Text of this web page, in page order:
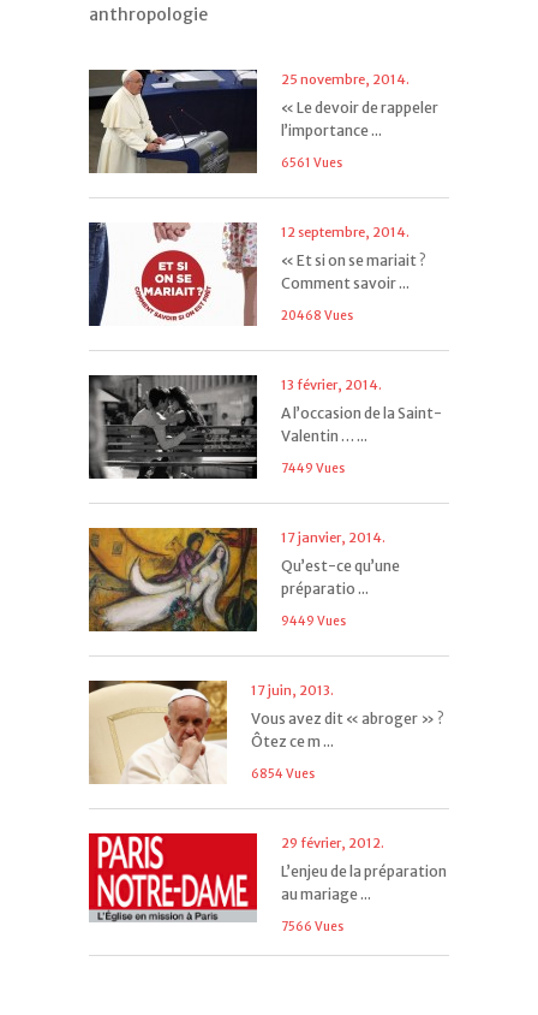
anthropologie
25 novembre, 2014.
« Le devoir de rappeler
l’importance ...
6561 Vues
12 septembre, 2014.
« Et si on se mariait ?
Comment savoir ...
20468 Vues
13 février, 2014.
A l’occasion de la Saint-
Valentin … ...
7449 Vues
17 janvier, 2014.
Qu’est-ce qu’une
préparatio ...
9449 Vues
17 juin, 2013.
Vous avez dit « abroger » ?
Ôtez ce m ...
6854 Vues
29 février, 2012.
L’enjeu de la préparation
au mariage ...
7566 Vues